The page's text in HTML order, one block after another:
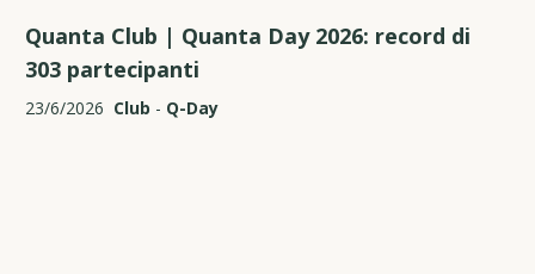
Quanta Club | Quanta Day 2026: record di
303 partecipanti
23/6/2026 Club - Q-Day